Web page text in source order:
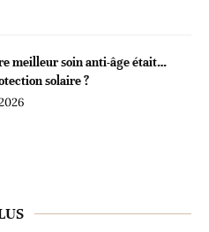
meilleur soin anti-âge était…
solaire ?